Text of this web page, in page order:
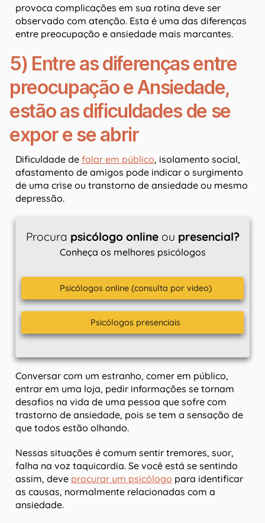
provoca complicações em sua rotina deve ser
observado com atenção. Esta é uma das diferenças
entre preocupação e ansiedade mais marcantes.
5) Entre as diferenças entre
preocupação e Ansiedade,
estão as dificuldades de se
expor e se abrir
Dificuldade de falar em público, isolamento social,
afastamento de amigos pode indicar o surgimento
de uma crise ou transtorno de ansiedade ou mesmo
depressão.
Procura psicólogo onlineou presencial?
Conheça os melhores psicólogos
Psicólogos online (consulta por video)
Psicólogos presenciais
Conversar com um estranho, comer em público,
entrar em uma loja, pedir informações se tornam
desafios na vida de uma pessoa que sofre com
trastorno de ansiedade, pois se tem a sensação de
que todos estão olhando.
Nessas situações é comum sentir tremores, suor,
falha na voz taquicardia. Se você está se sentindo
assim, deve procurar um psicólogo para identificar
as causas, normalmente relacionadas com a
ansiedade.